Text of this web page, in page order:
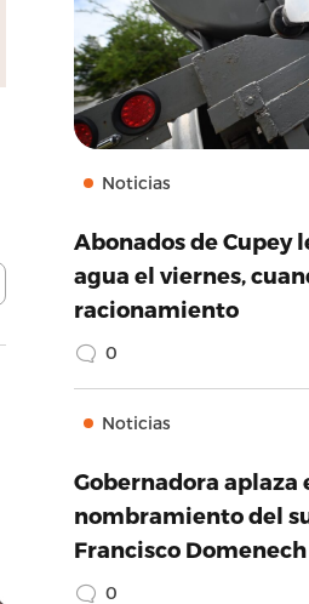
Noticias
Abonados de Cupey
agua el viernes,
racionamiento
0
Noticias
Gobernadora aplaza
nombramiento del
Francisco Domenech
0